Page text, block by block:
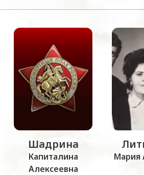
Шадрина
Капиталина
Алексеевна
Мария